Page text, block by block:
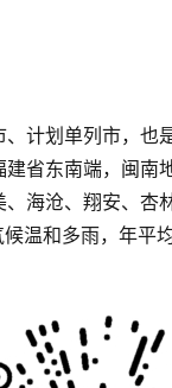
计划单列市，
省东南端，闽南
海沧、翔安、杏
温和多雨，年平